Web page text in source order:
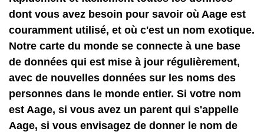
dont vous avez besoin pour savoir où Aage est
couramment utilisé, et où c'est un nom exotique.
Notre carte du monde se connecte à une base
de données qui est mise à jour régulièrement,
avec de nouvelles données sur les noms des
personnes dans le monde entier. Si votre nom
est Aage, si vous avez un parent qui s'appelle
Aage, si vous envisagez de donner le nom de